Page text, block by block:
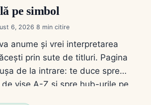
pe simbol
6, 2026 8
anume și vrei interpretarea
prin sute de titluri. Pagina
de la intrare: te duce spre
vise A-Z și spre hub-urile pe